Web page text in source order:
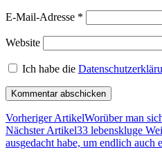
E-Mail-Adresse *
Website
Ich habe die
Vorheriger ArtikelWorüber man
Nächster Artikel33 lebenskluge
ausgedacht habe, um endlich auch